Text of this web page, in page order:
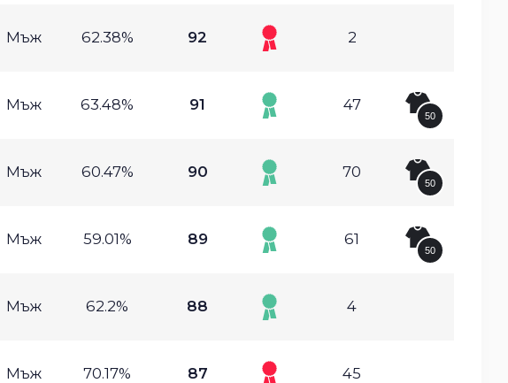
Мъж 62.38% 92 2
Мъж 63.48% 91 47
50
Мъж 60.47% 90 70
50
Мъж 59.01% 89 61
50
Мъж 62.2% 88 4
Мъж 70.17% 87 45